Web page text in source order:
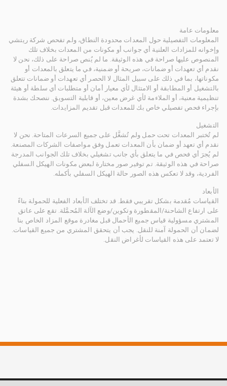
معلومات عامة
المعلومات التفصيلية حول المعدات محدودة النطاق، ولم تفحص شركة ريتشي
وإخوانه للمزادات العلنية أي جوانب أو مكونات من المعدات بخلاف تلك
المنصوص عليها صراحة في هذه الوثيقة. ما لم يُنص صراحة على ذلك، نحن لا
نقدم أي تعهدات أو ضمانات، صريحة أو ضمنية، في ما يتعلق بالمعدات أو
مكوناتها، بما في ذلك على سبيل المثال لا الحصر أي تعهدات أو ضمانات تتعلق
بالتشغيل أو المطابقة أو الامتثال لأي معيار أمان أو متطلبات أي سلطة أو هيئة
تنظيمية معنية، أو الملاءمة لأي غرض معين، أو قابلية التسويق. ننصحك بشدة
بإجراء فحص تفصيلي خاص بك للمعدات قبل تقديم المزايدات.
التشغيل
لم تُختبر المعدات تحت حمل ولم تُشغَّل على جميع السرعات المتاحة. نحن لا
نقدم أي تعهد أو ضمان بأن المعدات تعمل وفق مواصفات الشركات المصنعة.
لم يُجرَ أي فحص في ما يتعلق بأي جانب تشغيلي بخلاف تلك الجوانب المدرجة
صراحة في هذه الوثيقة. تم توفير صور مختارة لبعض مكونات الهيكل السفلي
الفردية، وقد لا تعكس هذه الصور حالة الهيكل السفلي بأكمله.
الأبعاد
القياسات مُقدمة بشكل تقريبي فقط. قد تختلف الأبعاد الفعلية للحمولة بناءً
على ارتفاع الشاحنة/المقطورة وتكوين/وضع الآلة المُحمَّلة. تقع على عاتق
المشتري مسؤولية قياس جميع الأحمال قبل مغادرة موقع المزاد الخاص بنا
لضمان أن الحمولة آمنة للنقل. يجب أن يتحقق المشتري من جميع القياسات.
لا تعتمد على هذه القياسات لأغراض النقل.